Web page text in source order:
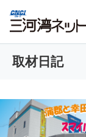
取材日記